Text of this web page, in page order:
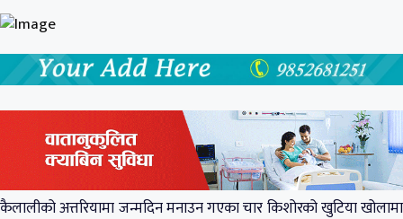
कैलालीको अत्तरियामा जन्मदिन मनाउन गएका चार किशोरको खुटिया खोलामा